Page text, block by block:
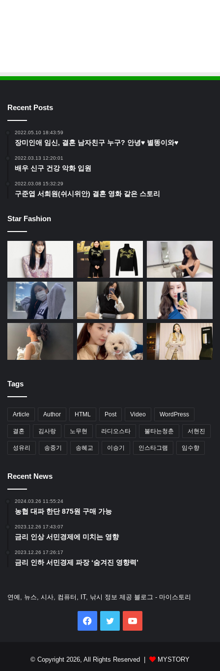
Recent Posts
2022.05.10 18:43:59
장미인애 임신, 결혼 남자친구 누구? 안녕♥ 별똥이와♥
2022.03.13 12:20:01
배우 신구 건강 악화 입원
2022.03.08 15:32:29
구준엽 서희원(쉬시위안) 결혼 영화 같은 스토리
Star Fashion
Tags
Article Author HTML Post Video WordPress
결혼 김사랑 노무현 라디오스타 불타는청춘 서현진
성유리 송중기 송혜교 이승기 인스타그램 임수향
Recent News
2024.03.26 11:55:24
농협 대파 한단 875원 구매 가능
2023.12.26 17:43:07
금리 인상 서민경제에 미치는 영향
2023.12.26 17:26:17
금리 인하 서민경제 파장 ‘숨겨진 영향력’
연예, 뉴스, 시사, 컴퓨터, IT, 낚시 정보 제공 블로그 - 마이스토리
Facebook
Twitter
© Copyright 2026, All Rights Reserved | MYSTORY